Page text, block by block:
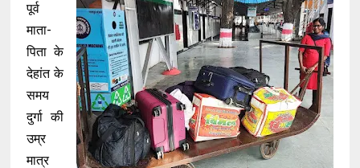
पूर्व
माता-
पिता के
देहांत के
समय
दुर्गा की
उम्र
मात्र